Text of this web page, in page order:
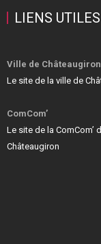
LIENS UTILES
Ville de Châteaugiron
Le site de la ville de
ComCom’
Le site de la ComCom’
Châteaugiron